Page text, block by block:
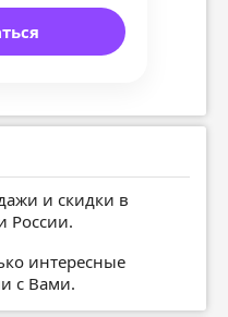
и скидки в
России.
интересные
с Вами.